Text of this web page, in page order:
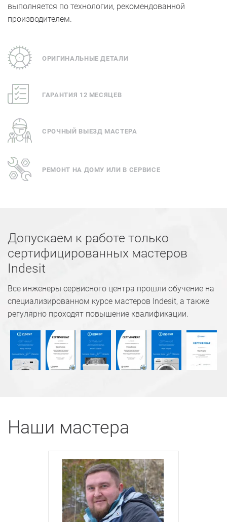
выполняется по технологии, рекомендованной
производителем.
ОРИГИНАЛЬНЫЕ ДЕТАЛИ
ГАРАНТИЯ 12 МЕСЯЦЕВ
СРОЧНЫЙ ВЫЕЗД МАСТЕРА
РЕМОНТ НА ДОМУ ИЛИ В СЕРВИСЕ
Допускаем к работе только
сертифицированных мастеров
Indesit
Все инженеры сервисного центра прошли обучение на
специализированном курсе мастеров Indesit, а также
регулярно проходят повышение квалификации.
Наши мастера